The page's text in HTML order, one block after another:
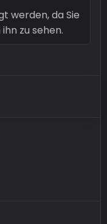
werden, da Sie
zu sehen.